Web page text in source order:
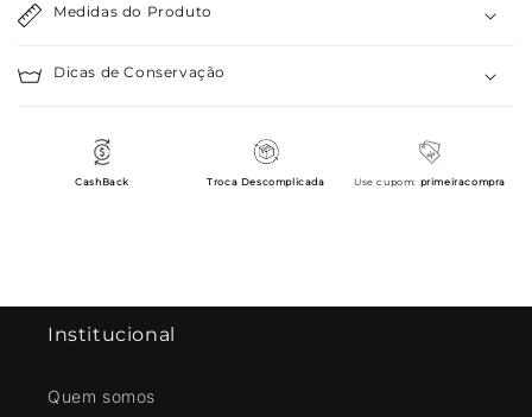
Medidas do Produto
Dicas de Conservação
CashBack Troca Descomplicada Use cupom: primeiracompra
Institucional
Quem somos